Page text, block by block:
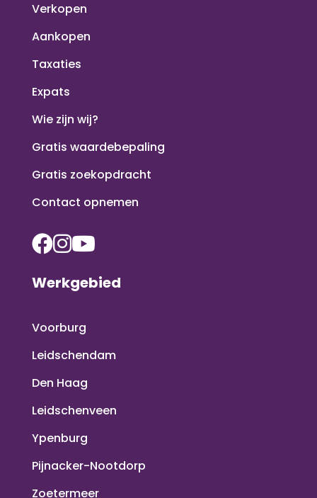
Verkopen
Aankopen
Taxaties
Expats
Wie zijn wij?
Gratis waardebepaling
Gratis zoekopdracht
Contact opnemen
Werkgebied
Voorburg
Leidschendam
Den Haag
Leidschenveen
Ypenburg
Pijnacker-Nootdorp
Zoetermeer